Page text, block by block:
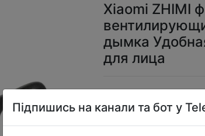
Xiaomi ZHIMI
дымка
для лица
Підпишись на канали та бот у